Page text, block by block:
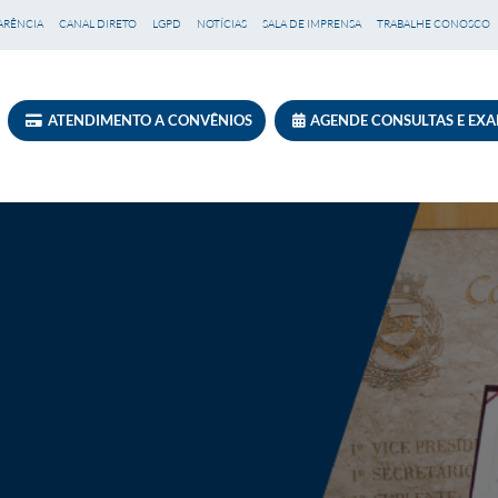
CANAL DIRETO LGPD NOTÍCIAS SALA DE IMPRENSA TRABALHE CONOSCO
ATENDIMENTO A CONVÊNIOS AGENDE CONSULTAS E